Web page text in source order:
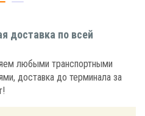
доставка по всей
любыми транспортными
доставка до терминала за